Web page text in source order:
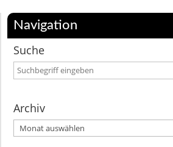
Navigation
Suche
Archiv
Archiv